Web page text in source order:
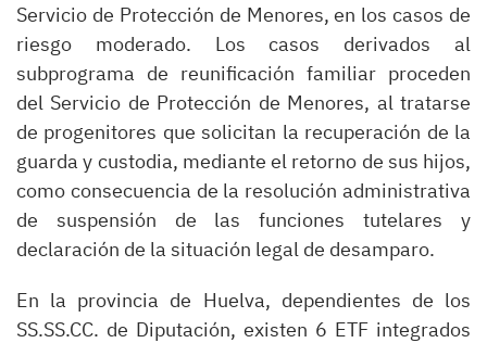
Servicio de Protección de Menores, en los casos de
riesgo moderado. Los casos derivados al
subprograma de reunificación familiar proceden
del Servicio de Protección de Menores, al tratarse
de progenitores que solicitan la recuperación de la
guarda y custodia, mediante el retorno de sus hijos,
como consecuencia de la resolución administrativa
de suspensión de las funciones tutelares y
declaración de la situación legal de desamparo.
En la provincia de Huelva, dependientes de los
SS.SS.CC. de Diputación, existen 6 ETF integrados